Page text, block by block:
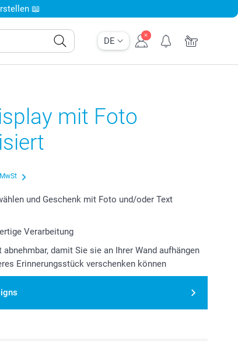
DE
📖
mit Foto
und Geschenk mit Foto und/oder Text
Verarbeitung
abnehmbar, damit Sie sie an Ihrer Wand aufhängen
Erinnerungsstück verschenken können